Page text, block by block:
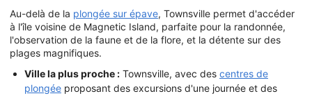
Au-delà de la plongée sur épave, Townsville permet d'accéder
à l'île voisine de Magnetic Island, parfaite pour la randonnée,
l'observation de la faune et de la flore, et la détente sur des
plages magnifiques.
Ville la plus proche : Townsville, avec des centres de
plongée proposant des excursions d'une journée et des